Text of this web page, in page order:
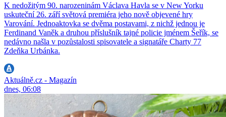
K nedožitým 90. narozeninám Václava Havla se v New Yorku
uskuteční 26. září světová premiéra jeho nově objevené hry
Varování. Jednoaktovka se dvěma postavami, z nichž jednou je
Ferdinand Vaněk a druhou příslušník tajné policie jménem Šeřík, se
nedávno našla v pozůstalosti spisovatele a signatáře Charty 77
Zdeňka Urbánka.
Aktuálně.cz - Magazín
dnes, 06:08